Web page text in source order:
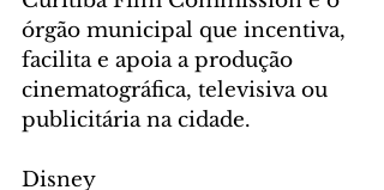
órgão municipal que incentiva,
facilita e apoia a produção
cinematográfica, televisiva ou
publicitária na cidade.
Disney